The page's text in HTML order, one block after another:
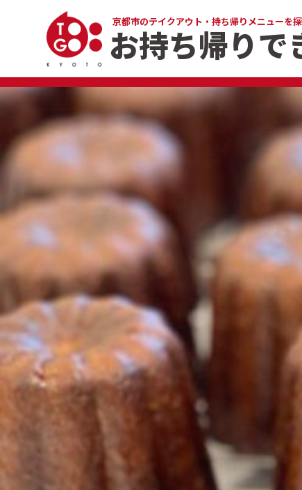
京都市のテイクアウト・持ち帰りメニューを
お持ち帰りで